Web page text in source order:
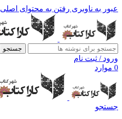
عبور به ناوبری رفتن به محتوای اصلی
جستجو
ورود / ثبت نام
0 موارد
جستجو